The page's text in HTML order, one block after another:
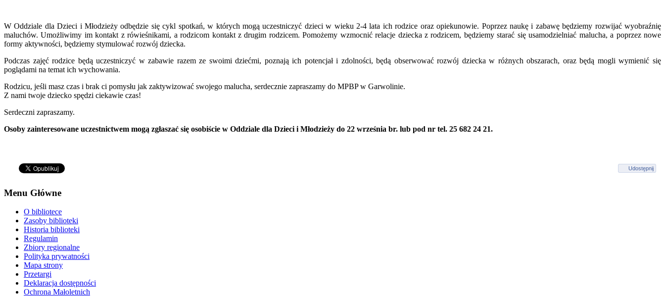
W Oddziale dla Dzieci i Młodzieży odbędzie się cykl spotkań, w których mogą uczestniczyć dzieci w wieku 2-4 lata ich rodzice oraz opiekunowie. Poprzez naukę i zabawę będziemy rozwijać wyobraźnię
maluchów. Umożliwimy im kontakt z rówieśnikami, a rodzicom kontakt z drugim rodzicem. Pomożemy wzmocnić relacje dziecka z rodzicem, będziemy starać się usamodzielniać malucha, a poprzez nowe
formy aktywności, będziemy stymulować rozwój dziecka.
Podczas zajęć rodzice będą uczestniczyć w zabawie razem ze swoimi dziećmi, poznają ich potencjał i zdolności, będą obserwować rozwój dziecka w różnych obszarach, oraz będą mogli wymienić się
poglądami na temat ich wychowania.
Rodzicu, jeśli masz czas i brak ci pomysłu jak zaktywizować swojego malucha, serdecznie zapraszamy do MPBP w Garwolinie.
Z nami twoje dziecko spędzi ciekawie czas!
Serdeczni zapraszamy.
Osoby zainteresowane uczestnictwem mogą zgłaszać się osobiście w Oddziale dla Dzieci i Młodzieży do 22 września br. lub pod nr tel. 25 682 24 21.
Udostępnij
Menu Główne
O bibliotece
Zasoby biblioteki
Historia biblioteki
Regulamin
Zbiory regionalne
Polityka prywatności
Mapa strony
Przetargi
Deklaracja dostępności
Ochrona Małoletnich